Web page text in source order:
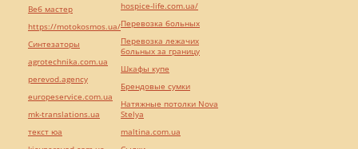
Веб мастер
https://motokosmos.ua/
Синтезаторы
agrotechnika.com.ua
perevod.agency
europeservice.com.ua
mk-translations.ua
текст юа
hospice-life.com.ua/
Перевозка больных
Перевозка лежачих
больных за границу
Шкафы купе
Брендовые сумки
Натяжные потолки Nova
Stelya
maltina.com.ua